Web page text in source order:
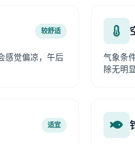
较舒适
感觉偏凉，午后
气象条
除无明
适宜